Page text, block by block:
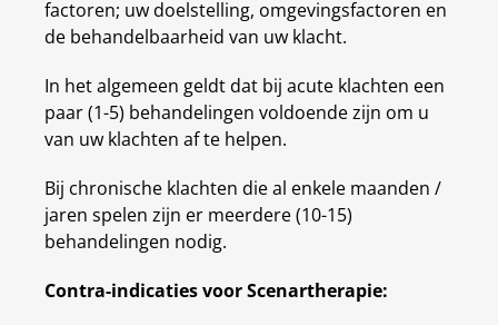
factoren; uw doelstelling, omgevingsfactoren en
de behandelbaarheid van uw klacht.
In het algemeen geldt dat bij acute klachten een
paar (1-5) behandelingen voldoende zijn om u
van uw klachten af te helpen.
Bij chronische klachten die al enkele maanden /
jaren spelen zijn er meerdere (10-15)
behandelingen nodig.
Contra-indicaties voor Scenartherapie: